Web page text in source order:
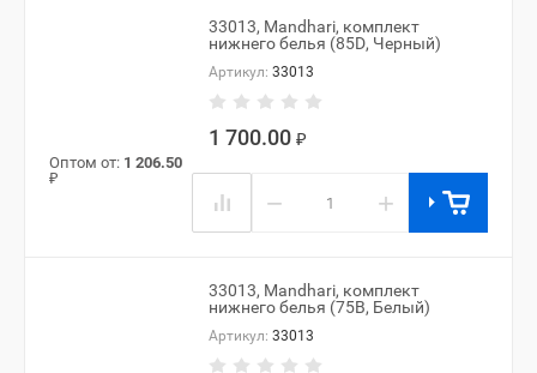
33013, Mandhari, комплект
нижнего белья (85D, Черный)
Артикул: 33013
1 700.00 ₽
Оптом от: 1 206.50
₽
− +
33013, Mandhari, комплект
нижнего белья (75B, Белый)
Артикул: 33013